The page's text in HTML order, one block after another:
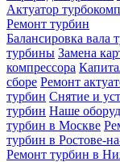
Актуатор
Ремонт турбин
Балансировка вала
турбины Замена
компрессора
сборе Ремонт
турбин Снятие и
турбин Наше
турбин в Москве
турбин в Ростове-
Ремонт турбин в